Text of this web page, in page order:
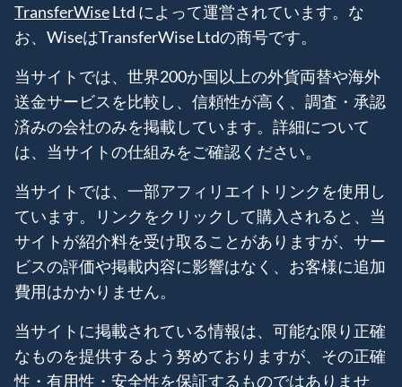
TransferWiseLtd によって運営されています。な
お、WiseはTransferWise Ltdの商号です。
当サイトでは、世界200か国以上の外貨両替や海外
送金サービスを比較し、信頼性が高く、調査・承認
済みの会社のみを掲載しています。詳細について
は、当サイトの仕組みをご確認ください。
当サイトでは、一部アフィリエイトリンクを使用し
ています。リンクをクリックして購入されると、当
サイトが紹介料を受け取ることがありますが、サー
ビスの評価や掲載内容に影響はなく、お客様に追加
費用はかかりません。
当サイトに掲載されている情報は、可能な限り正確
なものを提供するよう努めておりますが、その正確
性・有用性・安全性を保証するものではありませ